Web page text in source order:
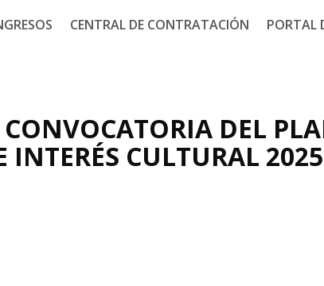
CENTRAL DE CONTRATACIÓN PORTAL
DEL
INTERÉS CULTURAL